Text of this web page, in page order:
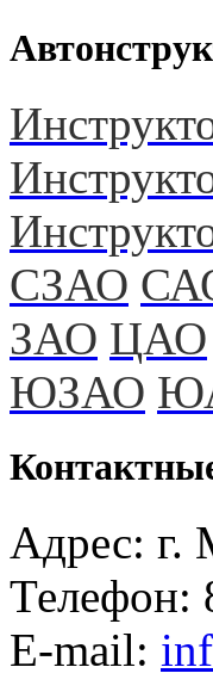
СЗАО
ЗАО ЦАО
ЮЗАО
Адрес: г.
Телефон:
E-mail: